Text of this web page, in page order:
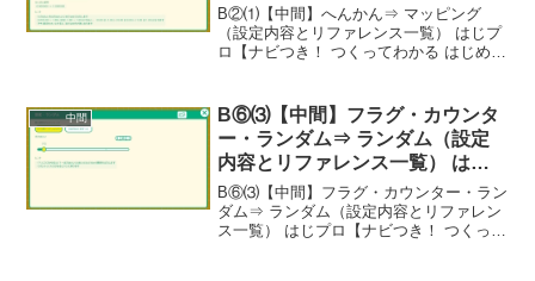
ってわかる はじめてゲームプロ
グラミング】
B②⑴【中間】へんかん⇒ マッピング
（設定内容とリファレンス一覧） はじプ
ロ【ナビつき！ つくってわかる はじめて
中間
B⑥⑶【中間】フラグ・カウンタ
ー・ランダム⇒ ランダム（設定
内容とリファレンス一覧） はじ
プロ【ナビつき！ つくってわか
る はじめてゲームプログラミン
グ】
B⑥⑶【中間】フラグ・カウンター・ラン
ダム⇒ ランダム（設定内容とリファレン
ス一覧） はじプロ【ナビつき！ つくって